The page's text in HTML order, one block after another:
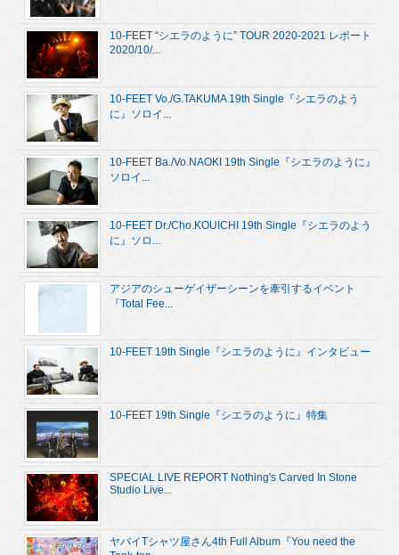
10-FEET “シエラのように” TOUR 2020-2021 レポート
2020/10/...
10-FEET Vo./G.TAKUMA 19th Single『シエラのよう
に』ソロイ...
10-FEET Ba./Vo.NAOKI 19th Single『シエラのように』
ソロイ...
10-FEET Dr./Cho.KOUICHI 19th Single『シエラのよう
に』ソロ...
アジアのシューゲイザーシーンを牽引するイベント
『Total Fee...
10-FEET 19th Single『シエラのように』インタビュー
10-FEET 19th Single『シエラのように』特集
SPECIAL LIVE REPORT Nothing's Carved In Stone
Studio Live...
ヤバイTシャツ屋さん4th Full Album『You need the